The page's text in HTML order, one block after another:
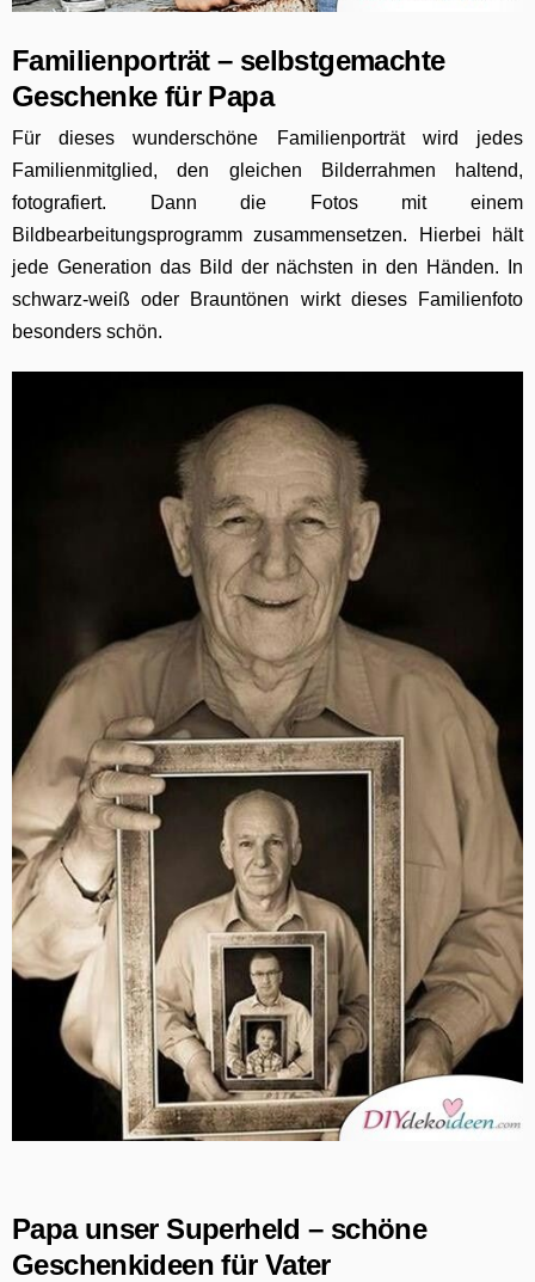
Familienporträt – selbstgemachte
Geschenke für Papa
Für dieses wunderschöne Familienporträt wird jedes
Familienmitglied, den gleichen Bilderrahmen haltend,
fotografiert. Dann die Fotos mit einem
Bildbearbeitungsprogramm zusammensetzen. Hierbei hält
jede Generation das Bild der nächsten in den Händen. In
schwarz-weiß oder Brauntönen wirkt dieses Familienfoto
besonders schön.
Papa unser Superheld – schöne
Geschenkideen für Vater